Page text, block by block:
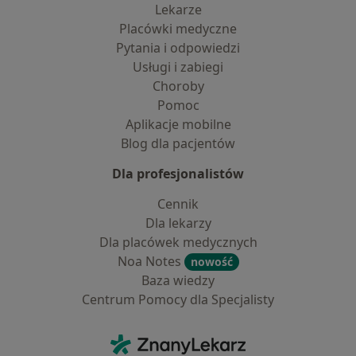
Lekarze
Placówki medyczne
Pytania i odpowiedzi
Usługi i zabiegi
Choroby
Pomoc
Aplikacje mobilne
Blog dla pacjentów
Dla profesjonalistów
Cennik
Dla lekarzy
Dla placówek medycznych
Noa Notes
nowość
Baza wiedzy
Centrum Pomocy dla Specjalisty
ZnanyLekarz - Strona główna